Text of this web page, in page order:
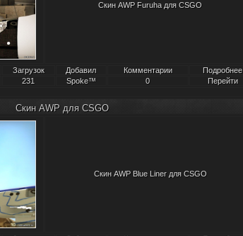
Скин AWP Furuha для CSGO
Загрузок Добавил Комментарии
Подробнее
231 Spoke™ 0 Перейти
Скин AWP для CSGO
Скин AWP Blue Liner для CSGO